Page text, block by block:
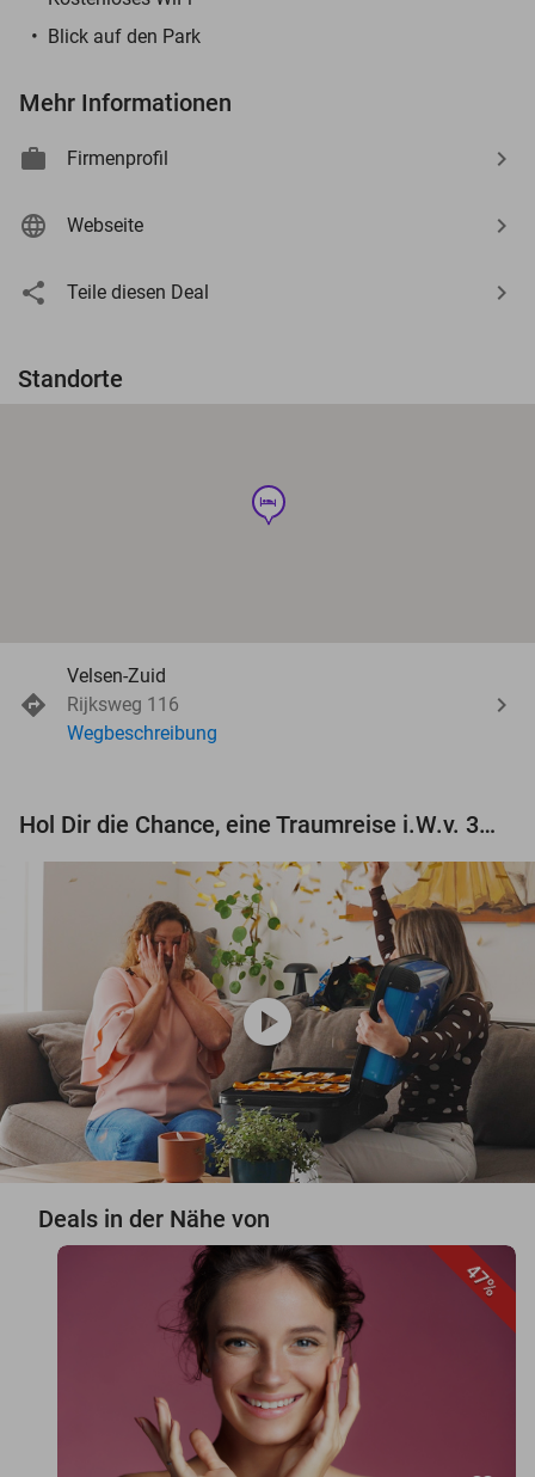
Blick auf den Park
Mehr Informationen
Firmenprofil
Webseite
Teile diesen Deal
Standorte
hotel
Velsen-Zuid
Rijksweg 116
Wegbeschreibung
Hol Dir die Chance, eine Traumreise i.W.v. 3.000 € zu gewinnen!
play_circle
Deals in der Nähe von
47%